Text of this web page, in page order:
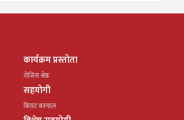
कार्यक्रम प्रस्तोता
रोजिना श्रेष्ठ
सहयोगी
बिराट बस्याल